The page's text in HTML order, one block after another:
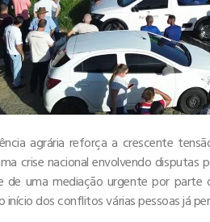
agrária reforça a crescente
crise nacional envolvendo
de uma mediação urgente por
início dos conflitos várias pessoas já